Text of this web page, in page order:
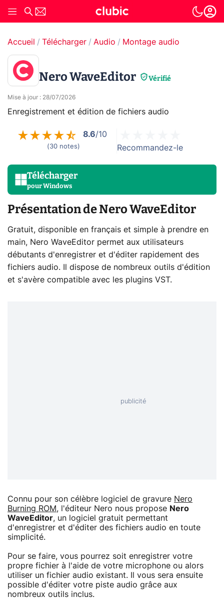
Accueil Télécharger Audio Montage audio
Nero WaveEditor Vérifié
Mise à jour : 28/07/2026
Enregistrement et édition de fichiers audio
8.6/10
(30 notes) Recommandez-le
Télécharger
pourWindows
Présentation de Nero WaveEditor
Gratuit, disponible en français et simple à prendre en
main, Nero WaveEditor permet aux utilisateurs
débutants d'enregistrer et d'éditer rapidement des
fichiers audio. Il dispose de nombreux outils d'édition
et s'avère compatible avec les plugins VST.
Connu pour son célèbre logiciel de gravure Nero
Burning ROM, l'éditeur Nero nous propose Nero
WaveEditor, un logiciel gratuit permettant
d'enregistrer et d'éditer des fichiers audio en toute
simplicité.
Pour se faire, vous pourrez soit enregistrer votre
propre fichier à l'aide de votre microphone ou alors
utiliser un fichier audio existant. Il vous sera ensuite
possible d'éditer votre piste audio grâce aux
nombreux outils inclus.